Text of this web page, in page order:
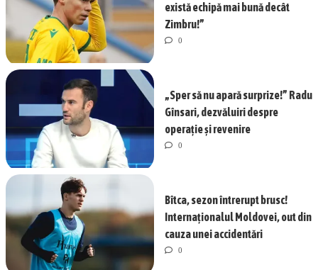
există echipă mai bună decât
Zimbru!”
0
„Sper să nu apară surprize!” Radu
Gînsari, dezvăluiri despre
operație și revenire
0
Bîtca, sezon întrerupt brusc!
Internaționalul Moldovei, out din
cauza unei accidentări
0